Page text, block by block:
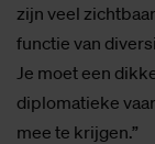
zijn veel
functie van
Je moet een
diplomatieke
mee te krijgen.”